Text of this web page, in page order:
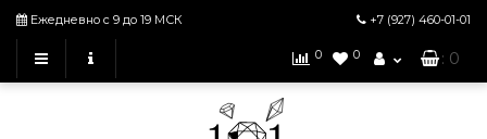
Ежедневно с 9 до 19 МСК +7 (927) 460-01-01
0 0 : 0